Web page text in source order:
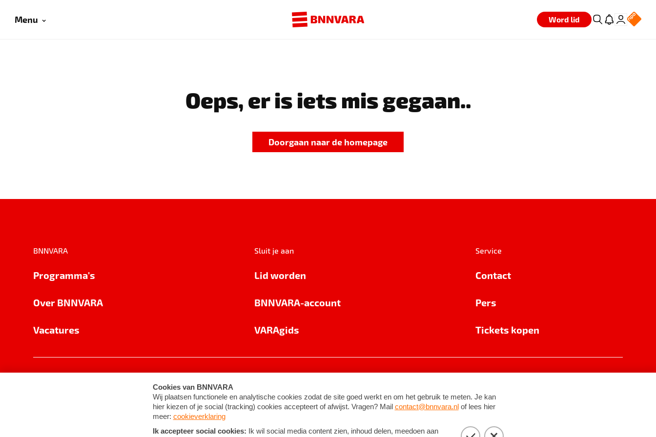
Menu Word lid
Oeps, er is iets mis gegaan..
Doorgaan naar de homepage
BNNVARA
Programma's
Over BNNVARA
Vacatures
Sluit je aan
Lid worden
BNNVARA-account
VARAgids
Service
Contact
Pers
Tickets kopen
Cookie-instellingen Algemene voorwaarden ©2026BNNVARA